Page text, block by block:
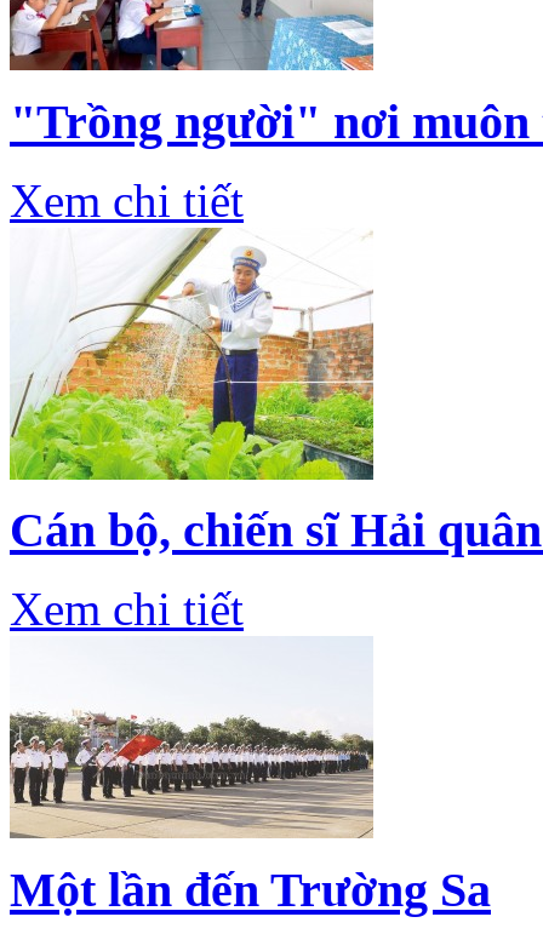
"Trồng người" nơi muôn
Xem chi tiết
Cán bộ, chiến sĩ Hải
Xem chi tiết
Một lần đến Trường Sa